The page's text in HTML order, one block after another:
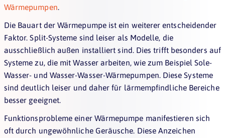
Wärmepumpen.
Die Bauart der Wärmepumpe ist ein weiterer entscheidender
Faktor. Split-Systeme sind leiser als Modelle, die
ausschließlich außen installiert sind. Dies trifft besonders auf
Systeme zu, die mit Wasser arbeiten, wie zum Beispiel Sole-
Wasser- und Wasser-Wasser-Wärmepumpen. Diese Systeme
sind deutlich leiser und daher für lärmempfindliche Bereiche
besser geeignet.
Funktionsprobleme einer Wärmepumpe manifestieren sich
oft durch ungewöhnliche Geräusche. Diese Anzeichen